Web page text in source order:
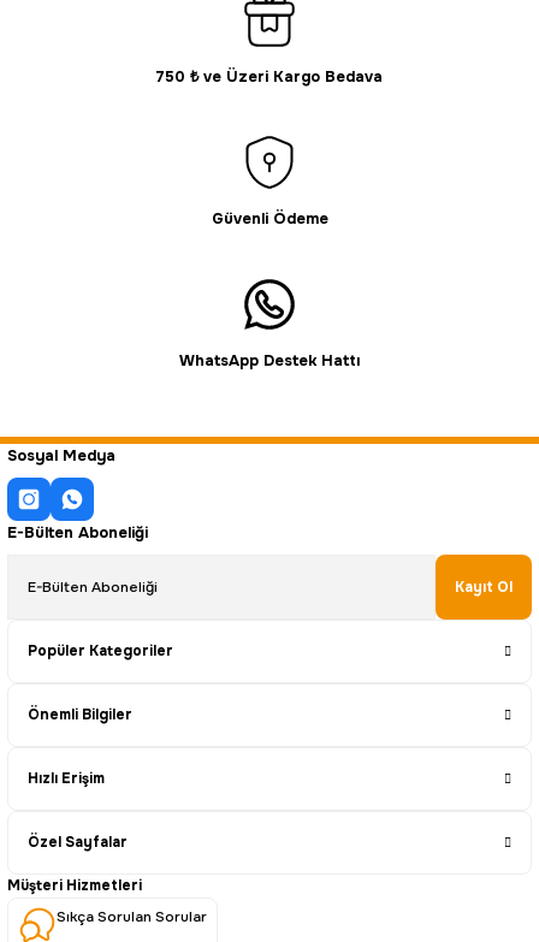
Gönder
750 ₺ ve Üzeri Kargo Bedava
Güvenli Ödeme
WhatsApp Destek Hattı
Sosyal Medya
E-Bülten Aboneliği
Kayıt Ol
Popüler Kategoriler
Önemli Bilgiler
Hızlı Erişim
Özel Sayfalar
Müşteri Hizmetleri
Sıkça Sorulan Sorular